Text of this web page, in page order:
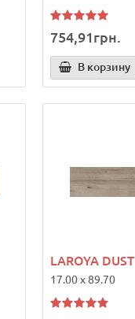
754,91грн.
В корзину
LAROYA DUST
17.00 x 89.70